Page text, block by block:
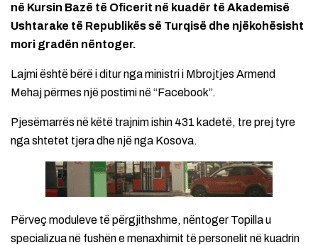
në Kursin Bazë të Oficerit në kuadër të Akademisë
Ushtarake të Republikës së Turqisë dhe njëkohësisht
mori gradën nëntoger.
Lajmi është bërë i ditur nga ministri i Mbrojtjes Armend
Mehaj përmes një postimi në “Facebook”.
Pjesëmarrës në këtë trajnim ishin 431 kadetë, tre prej tyre
nga shtetet tjera dhe një nga Kosova.
Përveç moduleve të përgjithshme, nëntoger Topilla u
specializua në fushën e menaxhimit të personelit në kuadrin